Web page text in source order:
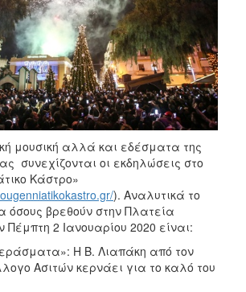
μουσική αλλά και εδέσματα της
συνεχίζονται οι εκδηλώσεις στο
Κάστρο»
). Αναλυτικά το
βρεθούν στην Πλατεία
Πέμπτη 2 Ιανουαρίου 2020 είναι:
Η Β. Λιαπάκη από τον
Ασιτών κερνάει για το καλό του